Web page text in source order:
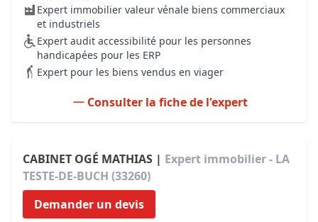
Expert immobilier valeur vénale biens commerciaux
et industriels
Expert audit accessibilité pour les personnes
handicapées pour les ERP
Expert pour les biens vendus en viager
Consulter la fiche de l'expert
CABINET OGÉ MATHIAS | Expert immobilier - LA
TESTE-DE-BUCH (33260)
Demander un devis